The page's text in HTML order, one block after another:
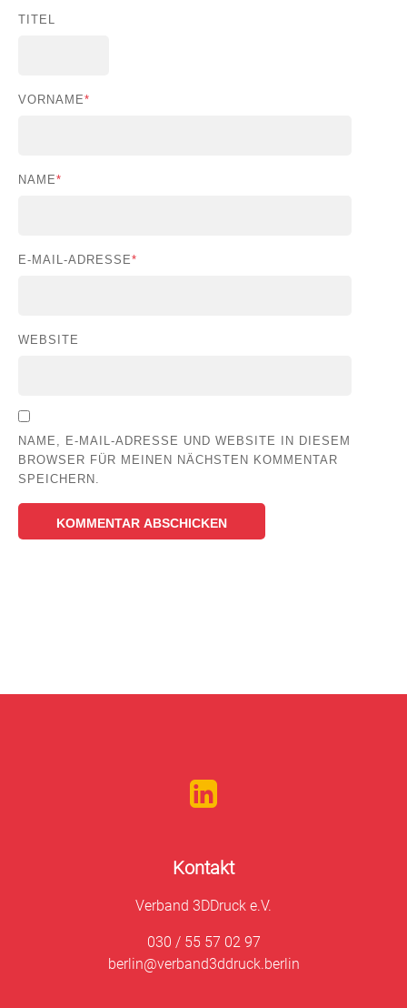
TITEL
VORNAME*
NAME*
E-MAIL-ADRESSE*
WEBSITE
NAME, E-MAIL-ADRESSE UND WEBSITE IN DIESEM
BROWSER FÜR MEINEN NÄCHSTEN KOMMENTAR
SPEICHERN.
Kontakt
Verband 3DDruck e.V.
030 / 55 57 02 97
berlin@verband3ddruck.berlin